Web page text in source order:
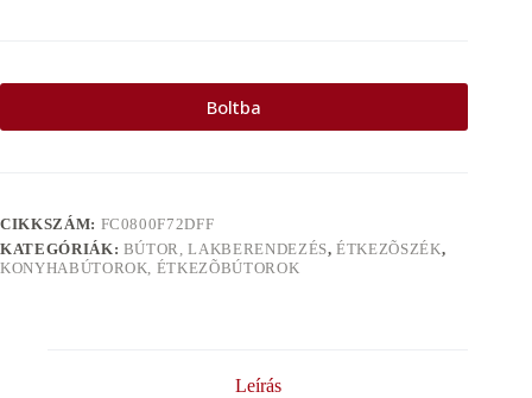
Boltba
CIKKSZÁM: FC0800F72DFF
KATEGÓRIÁK: BÚTOR, LAKBERENDEZÉS,ÉTKEZÕSZÉK,
KONYHABÚTOROK, ÉTKEZÕBÚTOROK
Leírás